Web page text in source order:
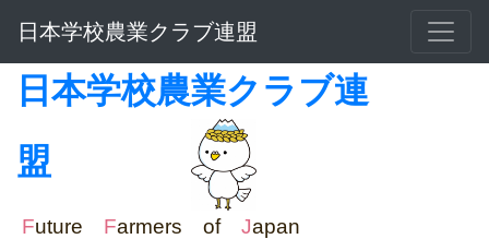
日本学校農業クラブ連盟
日本学校農業クラブ連
盟
Future Farmers of Japan